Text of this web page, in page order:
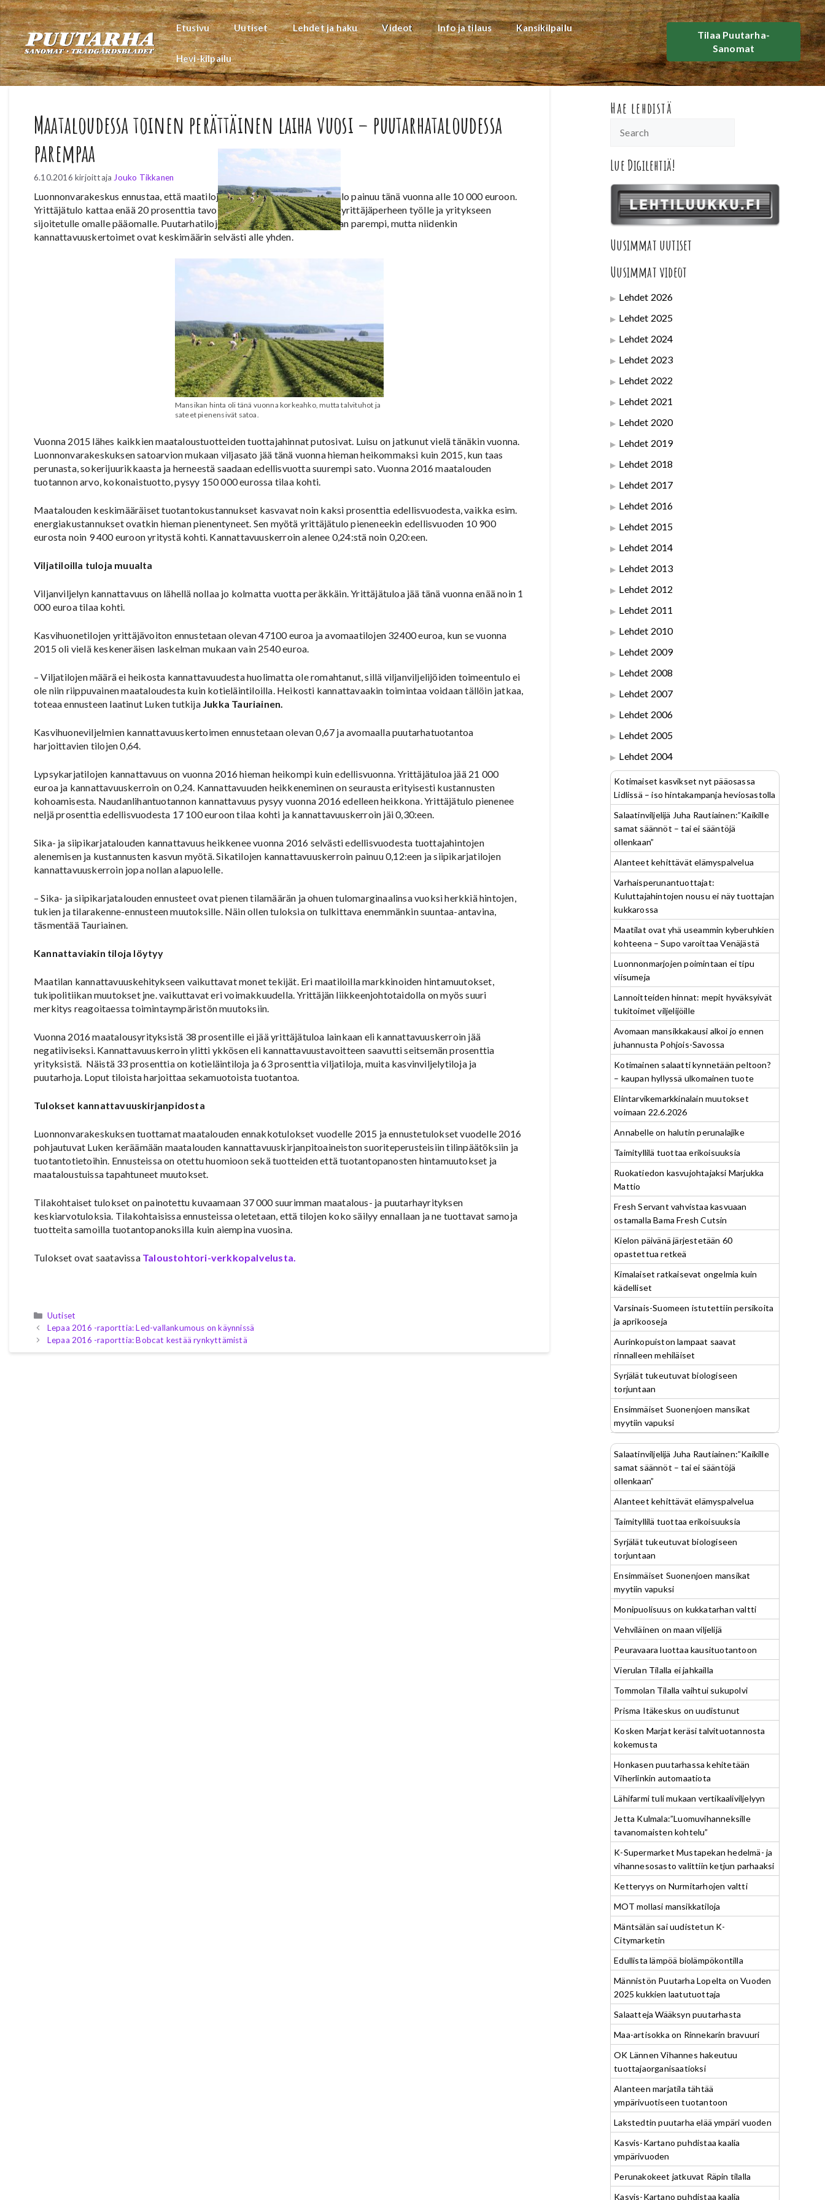
Siirry
sisältöön
Etusivu Uutiset Lehdet ja haku Videot Info ja tilaus Kansikilpailu
Hevi-kilpailu
Tilaa Puutarha-
Sanomat
Maataloudessa toinen perättäinen laiha vuosi – puutarhataloudessa
parempaa
6.10.2016 kirjoittaja Jouko Tikkanen
Luonnonvarakeskus ennustaa, että maatilojen keskimääräinen yrittäjätulo painuu tänä vuonna alle 10 000 euroon.
Yrittäjätulo kattaa enää 20 prosenttia tavoitteena olleista korvauksista yrittäjäperheen työlle ja yritykseen
sijoitetulle omalle pääomalle. Puutarhatilojen kannattavuus tulee olemaan parempi, mutta niidenkin
kannattavuuskertoimet ovat keskimäärin selvästi alle yhden.
Mansikan hinta oli tänä vuonna korkeahko, mutta talvituhot ja
sateet pienensivät satoa.
Vuonna 2015 lähes kaikkien maataloustuotteiden tuottajahinnat putosivat. Luisu on jatkunut vielä tänäkin vuonna.
Luonnonvarakeskuksen satoarvion mukaan viljasato jää tänä vuonna hieman heikommaksi kuin 2015, kun taas
perunasta, sokerijuurikkaasta ja herneestä saadaan edellisvuotta suurempi sato. Vuonna 2016 maatalouden
tuotannon arvo, kokonaistuotto, pysyy 150 000 eurossa tilaa kohti.
Maatalouden keskimääräiset tuotantokustannukset kasvavat noin kaksi prosenttia edellisvuodesta, vaikka esim.
energiakustannukset ovatkin hieman pienentyneet. Sen myötä yrittäjätulo pieneneekin edellisvuoden 10 900
eurosta noin 9 400 euroon yritystä kohti. Kannattavuuskerroin alenee 0,24:stä noin 0,20:een.
Viljatiloilla tuloja muualta
Viljanviljelyn kannattavuus on lähellä nollaa jo kolmatta vuotta peräkkäin. Yrittäjätuloa jää tänä vuonna enää noin 1
000 euroa tilaa kohti.
Kasvihuonetilojen yrittäjävoiton ennustetaan olevan 47100 euroa ja avomaatilojen 32400 euroa, kun se vuonna
2015 oli vielä keskeneräisen laskelman mukaan vain 2540 euroa.
– Viljatilojen määrä ei heikosta kannattavuudesta huolimatta ole romahtanut, sillä viljanviljelijöiden toimeentulo ei
ole niin riippuvainen maataloudesta kuin kotieläintiloilla. Heikosti kannattavaakin toimintaa voidaan tällöin jatkaa,
toteaa ennusteen laatinut Luken tutkija Jukka Tauriainen.
Kasvihuoneviljelmien kannattavuuskertoimen ennustetaan olevan 0,67 ja avomaalla puutarhatuotantoa
harjoittavien tilojen 0,64.
Lypsykarjatilojen kannattavuus on vuonna 2016 hieman heikompi kuin edellisvuonna. Yrittäjätuloa jää 21 000
euroa ja kannattavuuskerroin on 0,24. Kannattavuuden heikkeneminen on seurausta erityisesti kustannusten
kohoamisesta. Naudanlihantuotannon kannattavuus pysyy vuonna 2016 edelleen heikkona. Yrittäjätulo pienenee
neljä prosenttia edellisvuodesta 17 100 euroon tilaa kohti ja kannattavuuskerroin jäi 0,30:een.
Sika- ja siipikarjatalouden kannattavuus heikkenee vuonna 2016 selvästi edellisvuodesta tuottajahintojen
alenemisen ja kustannusten kasvun myötä. Sikatilojen kannattavuuskerroin painuu 0,12:een ja siipikarjatilojen
kannattavuuskerroin jopa nollan alapuolelle.
– Sika- ja siipikarjatalouden ennusteet ovat pienen tilamäärän ja ohuen tulomarginaalinsa vuoksi herkkiä hintojen,
tukien ja tilarakenne-ennusteen muutoksille. Näin ollen tuloksia on tulkittava enemmänkin suuntaa-antavina,
täsmentää Tauriainen.
Kannattaviakin tiloja löytyy
Maatilan kannattavuuskehitykseen vaikuttavat monet tekijät. Eri maatiloilla markkinoiden hintamuutokset,
tukipolitiikan muutokset jne. vaikuttavat eri voimakkuudella. Yrittäjän liikkeenjohtotaidolla on myös suuri
merkitys reagoitaessa toimintaympäristön muutoksiin.
Vuonna 2016 maatalousyrityksistä 38 prosentille ei jää yrittäjätuloa lainkaan eli kannattavuuskerroin jää
negatiiviseksi. Kannattavuuskerroin ylitti ykkösen eli kannattavuustavoitteen saavutti seitsemän prosenttia
yrityksistä. Näistä 33 prosenttia on kotieläintiloja ja 63 prosenttia viljatiloja, muita kasvinviljelytiloja ja
puutarhoja. Loput tiloista harjoittaa sekamuotoista tuotantoa.
Tulokset kannattavuuskirjanpidosta
Luonnonvarakeskuksen tuottamat maatalouden ennakkotulokset vuodelle 2015 ja ennustetulokset vuodelle 2016
pohjautuvat Luken keräämään maatalouden kannattavuuskirjanpitoaineiston suoriteperusteisiin tilinpäätöksiin ja
tuotantotietoihin. Ennusteissa on otettu huomioon sekä tuotteiden että tuotantopanosten hintamuutokset ja
maataloustuissa tapahtuneet muutokset.
Tilakohtaiset tulokset on painotettu kuvaamaan 37 000 suurimman maatalous- ja puutarhayrityksen
keskiarvotuloksia. Tilakohtaisissa ennusteissa oletetaan, että tilojen koko säilyy ennallaan ja ne tuottavat samoja
tuotteita samoilla tuotantopanoksilla kuin aiempina vuosina.
Tulokset ovat saatavissa Taloustohtori-verkkopalvelusta.
Kategoriat
Uutiset
Lepaa 2016 -raporttia: Led-vallankumous on käynnissä
Lepaa 2016 -raporttia: Bobcat kestää rynkyttämistä
Hae lehdistä
Lue Digilehtiä!
Uusimmat uutiset
Uusimmat videot
Lehdet 2026
Lehdet 2025
Lehdet 2024
Lehdet 2023
Lehdet 2022
Lehdet 2021
Lehdet 2020
Lehdet 2019
Lehdet 2018
Lehdet 2017
Lehdet 2016
Lehdet 2015
Lehdet 2014
Lehdet 2013
Lehdet 2012
Lehdet 2011
Lehdet 2010
Lehdet 2009
Lehdet 2008
Lehdet 2007
Lehdet 2006
Lehdet 2005
Lehdet 2004
Kotimaiset kasvikset nyt pääosassa
Lidlissä – iso hintakampanja heviosastolla
Salaatinviljelijä Juha Rautiainen:”Kaikille
samat säännöt – tai ei sääntöjä
ollenkaan”
Alanteet kehittävät elämyspalvelua
Varhaisperunantuottajat:
Kuluttajahintojen nousu ei näy tuottajan
kukkarossa
Maatilat ovat yhä useammin kyberuhkien
kohteena – Supo varoittaa Venäjästä
Luonnonmarjojen poimintaan ei tipu
viisumeja
Lannoitteiden hinnat: mepit hyväksyivät
tukitoimet viljelijöille
Avomaan mansikkakausi alkoi jo ennen
juhannusta Pohjois-Savossa
Kotimainen salaatti kynnetään peltoon?
– kaupan hyllyssä ulkomainen tuote
Elintarvikemarkkinalain muutokset
voimaan 22.6.2026
Annabelle on halutin perunalajike
Taimityllilä tuottaa erikoisuuksia
Ruokatiedon kasvujohtajaksi Marjukka
Mattio
Fresh Servant vahvistaa kasvuaan
ostamalla Bama Fresh Cutsin
Kielon päivänä järjestetään 60
opastettua retkeä
Kimalaiset ratkaisevat ongelmia kuin
kädelliset
Varsinais-Suomeen istutettiin persikoita
ja aprikooseja
Aurinkopuiston lampaat saavat
rinnalleen mehiläiset
Syrjälät tukeutuvat biologiseen
torjuntaan
Ensimmäiset Suonenjoen mansikat
myytiin vapuksi
Salaatinviljelijä Juha Rautiainen:”Kaikille
samat säännöt – tai ei sääntöjä
ollenkaan”
Alanteet kehittävät elämyspalvelua
Taimityllilä tuottaa erikoisuuksia
Syrjälät tukeutuvat biologiseen
torjuntaan
Ensimmäiset Suonenjoen mansikat
myytiin vapuksi
Monipuolisuus on kukkatarhan valtti
Vehviläinen on maan viljelijä
Peuravaara luottaa kausituotantoon
Vierulan Tilalla ei jahkailla
Tommolan Tilalla vaihtui sukupolvi
Prisma Itäkeskus on uudistunut
Kosken Marjat keräsi talvituotannosta
kokemusta
Honkasen puutarhassa kehitetään
Viherlinkin automaatiota
Lähifarmi tuli mukaan vertikaaliviljelyyn
Jetta Kulmala:”Luomuvihanneksille
tavanomaisten kohtelu”
K-Supermarket Mustapekan hedelmä- ja
vihannesosasto valittiin ketjun parhaaksi
Ketteryys on Nurmitarhojen valtti
MOT mollasi mansikkatiloja
Mäntsälän sai uudistetun K-
Citymarketin
Edullista lämpöä biolämpökontilla
Männistön Puutarha Lopelta on Vuoden
2025 kukkien laatutuottaja
Salaatteja Wääksyn puutarhasta
Maa-artisokka on Rinnekarin bravuuri
OK Lännen Vihannes hakeutuu
tuottajaorganisaatioksi
Alanteen marjatila tähtää
ympärivuotiseen tuotantoon
Lakstedtin puutarha elää ympäri vuoden
Kasvis-Kartano puhdistaa kaalia
ympärivuoden
Perunakokeet jatkuvat Räpin tilalla
Kasvis-Kartano puhdistaa kaalia